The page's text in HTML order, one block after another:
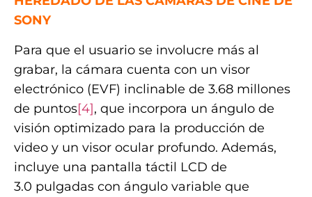
SONY
Para que el usuario se involucre más al
grabar, la cámara cuenta con un visor
electrónico (EVF) inclinable de 3.68 millones
de puntos[4], que incorpora un ángulo de
visión optimizado para la producción de
video y un visor ocular profundo. Además,
incluye una pantalla táctil LCD de
3.0 pulgadas con ángulo variable que